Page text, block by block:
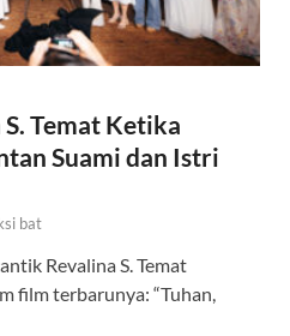
Temat Ketika
Suami dan Istri
bat
Revalina S. Temat
film terbarunya: “Tuhan,